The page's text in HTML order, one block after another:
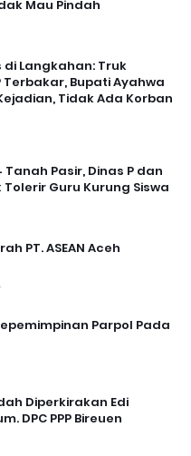
Mau Pindah
Langkahan: Truk
Terbakar, Bupati Ayahwa
Tidak Ada Korban
Tanah Pasir, Dinas P dan
Guru Kurung Siswa
PT. ASEAN Aceh
Parpol Pada
Diperkirakan Edi
DPC PPP Bireuen